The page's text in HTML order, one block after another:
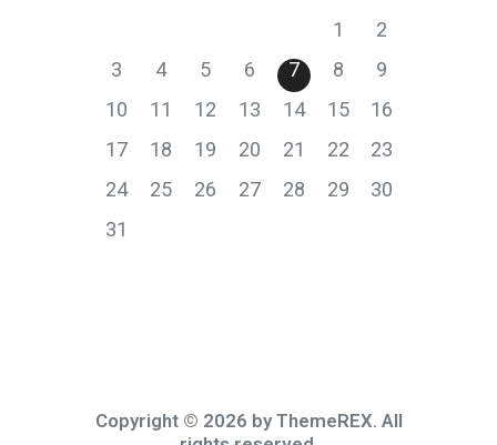
1
2
3
4 5 6 7 8
9
10
11 12 13 14 15
16
17
18 19 20 21 22
23
24
25 26 27 28 29
30
31
Copyright © 2026 by ThemeREX. All